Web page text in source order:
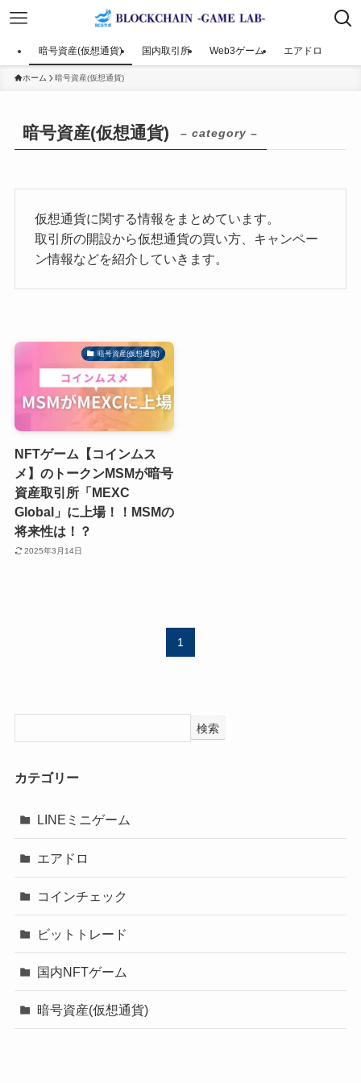
暗号資産(仮想通貨) 国内取引所 Web3ゲーム エアドロ
ホーム 暗号資産(仮想通貨)
暗号資産(仮想通貨) – category –
仮想通貨に関する情報をまとめています。
取引所の開設から仮想通貨の買い方、キャンペー
ン情報などを紹介していきます。
暗号資産(仮想通貨)
NFTゲーム【コインムス
メ】のトークンMSMが暗号
資産取引所「MEXC
Global」に上場！！MSMの
将来性は！？
2025年3月14日
1
検索
カテゴリー
LINEミニゲーム
エアドロ
コインチェック
ビットトレード
国内NFTゲーム
暗号資産(仮想通貨)